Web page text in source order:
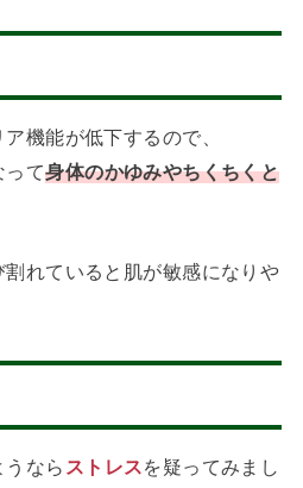
機能が低下するので、
って身体のかゆみやちくちくと
れていると肌が敏感になりや
うなら ストレスを疑ってみまし